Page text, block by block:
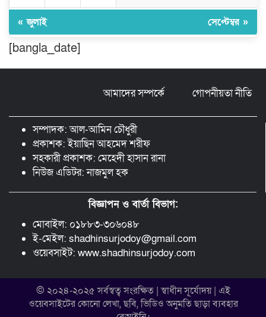
গ্রেফতার ১ সিল-স্টাম্প প্যাড জব্দ।
ফেন্সিডিল ও ৩২ হাজার টাকা উদ্ধার, আটক ১
মাদকবিরোধী ক্যাম্পেইন
« জুলাই সেপ্টেম্বর »
[bangla_date]
আমাদের সম্পর্কে গোপনীয়তা নীতি
সম্পাদক: আল-আমিন চৌধুরী
প্রকাশক: ইয়াছিন আহমেদ শরীফ
সহকারী প্রকাশক: মেহেদী হাসান রানা
নিউজ এডিটর: নাজমুল হক
বিজ্ঞাপন ও বার্তা বিভাগ:
মোবাইল: ০১৮৮৩-৩০৬০৪৮
ই-মেইল: shadhinsurjodoy@gmail.com
ওয়েবসাইট: www.shadhinsurjodoy.com
© ২০২৪-২০২৫ সর্বস্বত্ব সংরক্ষিত | স্বাধীন সূর্যোদয় | এই
ওয়েবসাইটের কোনো লেখা, ছবি, ভিডিও অনুমতি ছাড়া ব্যবহার